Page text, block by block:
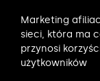
Marketing
sieci, która ma
przynosi
użytkowników